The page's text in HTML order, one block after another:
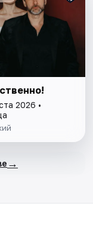
2026 •
→